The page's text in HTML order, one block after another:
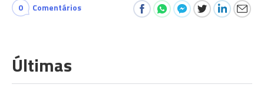
0 Comentários
Últimas